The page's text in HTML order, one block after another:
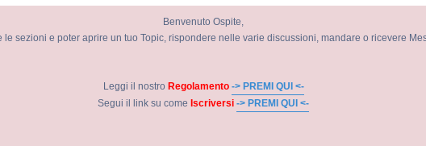
Benvenuto Ospite,
le sezioni e poter aprire un tuo Topic, rispondere nelle varie discussioni, mandare o ricevere
Leggi il nostro Regolamento -> PREMI QUI <-
Segui il link su come Iscriversi -> PREMI QUI <-